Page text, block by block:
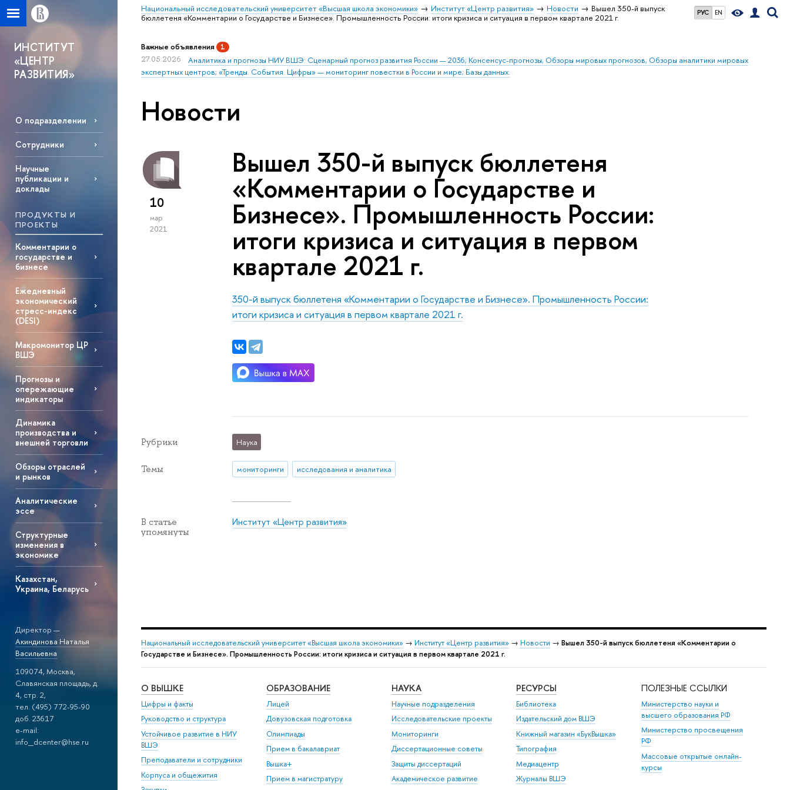
РУС EN
Национальный исследовательский университет «Высшая школа экономики» Институт «Центр развития» Новости
Вышел 350-й выпуск
бюллетеня «Комментарии о Государстве и Бизнесе». Промышленность России: итоги кризиса и ситуация в первом квартале 2021 г.
ИНСТИТУТ
«ЦЕНТР
РАЗВИТИЯ»
О подразделении
Сотрудники
Научные
публикации и
доклады
ПРОДУКТЫ И
ПРОЕКТЫ
Комментарии о
государстве и
бизнесе
Ежедневный
экономический
стресс-индекс
(DESI)
Макромонитор ЦР
ВШЭ
Прогнозы и
опережающие
индикаторы
Динамика
производства и
внешней торговли
Обзоры отраслей
и рынков
Аналитические
эссе
Структурные
изменения в
экономике
Казахстан,
Украина, Беларусь
Директор —
Акиндинова Наталья
Васильевна
109074, Москва,
Славянская площадь, д.
4, стр. 2,
тел. (495) 772-95-90
доб. 23617
e-mail:
info_dcenter@hse.ru
Важные объявления 1
27.05.2026
Аналитика и прогнозы НИУ ВШЭ: Сценарный прогноз развития России — 2036; Консенсус-прогнозы; Обзоры мировых прогнозов; Обзоры аналитики мировых
экспертных центров; «Тренды. События. Цифры» — мониторинг повестки в России и мире; Базы данных.
Новости
10
мар
2021
Вышел 350-й выпуск бюллетеня
«Комментарии о Государстве и
Бизнесе». Промышленность России:
итоги кризиса и ситуация в первом
квартале 2021 г.
350-й выпуск бюллетеня «Комментарии о Государстве и Бизнесе». Промышленность России:
итоги кризиса и ситуация в первом квартале 2021 г.
Рубрики Наука
Темы мониторинги исследования и аналитика
В статье
упомянуты
Институт «Центр развития»
Национальный исследовательский университет «Высшая школа экономики» → Институт «Центр развития» → Новости → Вышел 350-й выпуск бюллетеня «Комментарии о
Государстве и Бизнесе». Промышленность России: итоги кризиса и ситуация в первом квартале 2021 г.
О ВЫШКЕ
Цифры и факты
Руководство и структура
Устойчивое развитие в НИУ
ВШЭ
Преподаватели и сотрудники
Корпуса и общежития
ОБРАЗОВАНИЕ
Лицей
Довузовская подготовка
Олимпиады
Прием в бакалавриат
Вышка+
Прием в магистратуру
НАУКА
Научные подразделения
Исследовательские проекты
Мониторинги
Диссертационные советы
Защиты диссертаций
Академическое развитие
РЕСУРСЫ
Библиотека
Издательский дом ВШЭ
Книжный магазин «БукВышка»
Типография
Медиацентр
Журналы ВШЭ
ПОЛЕЗНЫЕ ССЫЛКИ
Министерство науки и
высшего образования РФ
Министерство просвещения
РФ
Массовые открытые онлайн-
курсы